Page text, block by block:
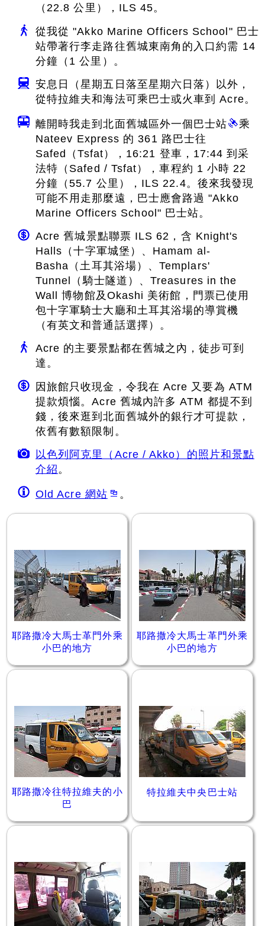
（22.8 公里），ILS 45。
從我從 "Akko Marine Officers School" 巴士
站帶著行李走路往舊城東南角的入口約需 14
分鐘（1 公里）。
安息日（星期五日落至星期六日落）以外，
從特拉維夫和海法可乘巴士或火車到 Acre。
離開時我走到北面舊城區外一個巴士站
乘
Nateev Express 的 361 路巴士往
Safed（Tsfat），16:21 登車，17:44 到采
法特（Safed / Tsfat），車程約 1 小時 22
分鐘（55.7 公里），ILS 22.4。後來我發現
可能不用走那麼遠，巴士應會路過 "Akko
Marine Officers School" 巴士站。
Acre 舊城景點聯票 ILS 62，含 Knight's
Halls（十字軍城堡）、Hamam al-
Basha（土耳其浴場）、Templars'
Tunnel（騎士隧道）、Treasures in the
Wall 博物館及Okashi 美術館，門票已使用
包十字軍騎士大廳和土耳其浴場的導賞機
（有英文和普通話選擇）。
Acre 的主要景點都在舊城之內，徒步可到
達。
因旅館只收現金，令我在 Acre 又要為 ATM
提款煩惱。Acre 舊城內許多 ATM 都提不到
錢，後來逛到北面舊城外的銀行才可提款，
依舊有數額限制。
以色列阿克里（Acre / Akko）的照片和景點
介紹。
Old Acre 網站 。
耶路撒冷大馬士革門外乘
小巴的地方
耶路撒冷大馬士革門外乘
小巴的地方
耶路撒冷往特拉維夫的小
巴
特拉維夫中央巴士站